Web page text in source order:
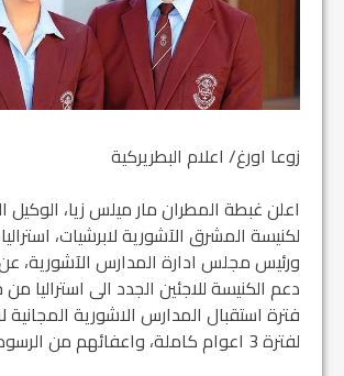
زوعا اورغ/ اعلام البطريركية
اعلن غبطة المطران مار ميلس زيا، الوكيل
لكنيسة المشرق الآشورية لابرشيات، استراليا،
ورئيس مجلس ادارة المدارس الآشورية،
دعم الكنيسة للاجئين الجدد الى استراليا
فترة استقبال المدارس الاشورية المجانية
لفترة 3 اعوام كاملة، واعفائهم من الرسوم المالية فيها.